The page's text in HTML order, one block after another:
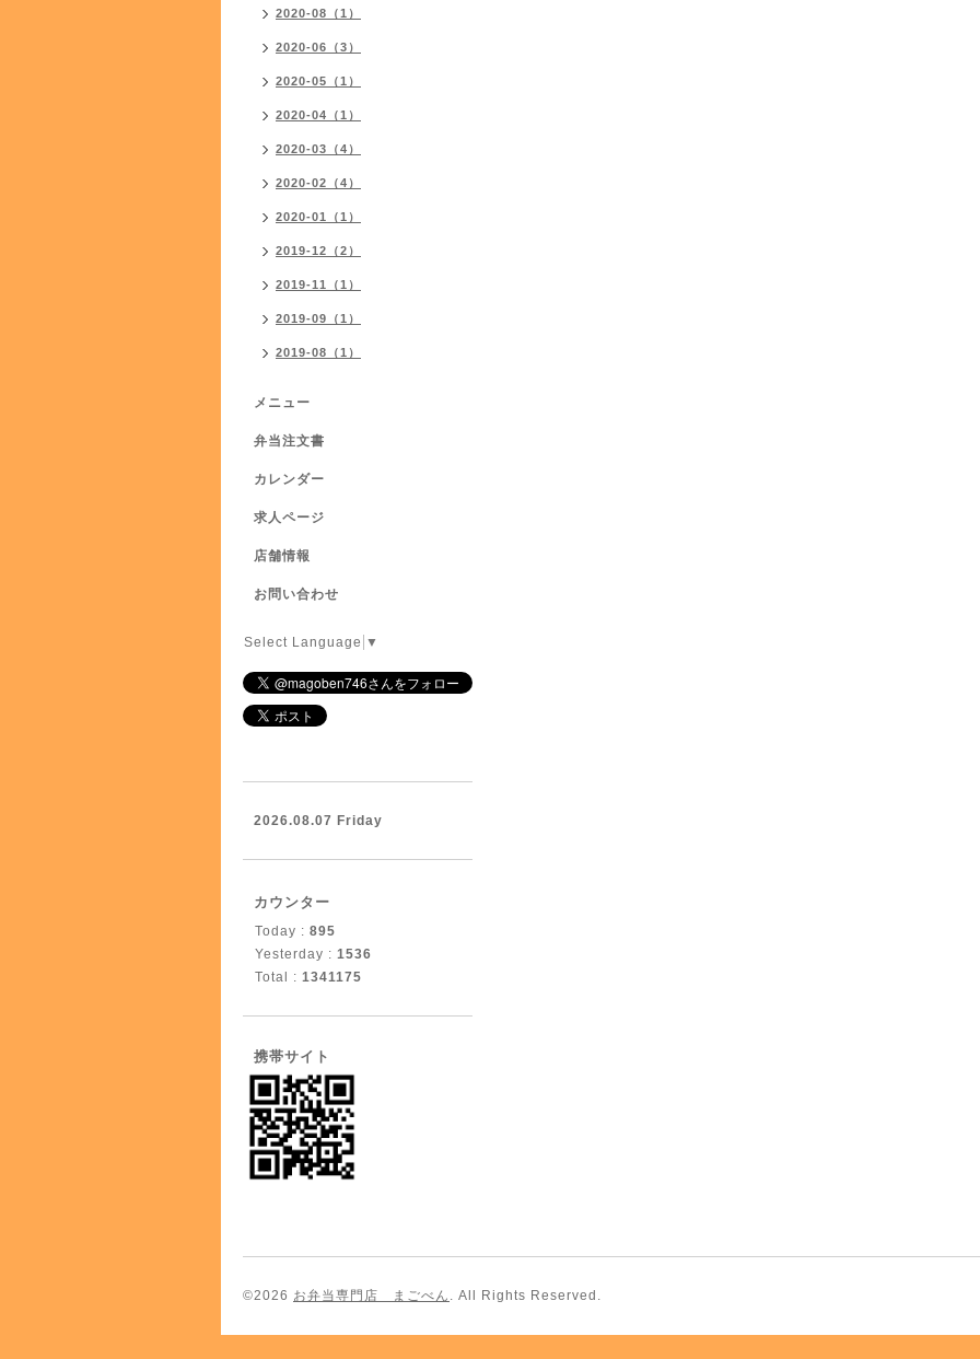
2020-08（1）
2020-06（3）
2020-05（1）
2020-04（1）
2020-03（4）
2020-02（4）
2020-01（1）
2019-12（2）
2019-11（1）
2019-09（1）
2019-08（1）
メニュー
弁当注文書
カレンダー
求人ページ
店舗情報
お問い合わせ
Select Language ▼
2026.08.07 Friday
カウンター
Today : 895
Yesterday : 1536
Total : 1341175
携帯サイト
©2026 お弁当専門店 まごべん . All Rights Reserved.